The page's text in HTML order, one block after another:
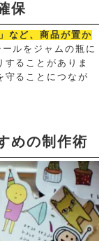
保
など、商品が置か
ルをジャムの瓶に
ることがありま
守ることにつなが
めの制作術